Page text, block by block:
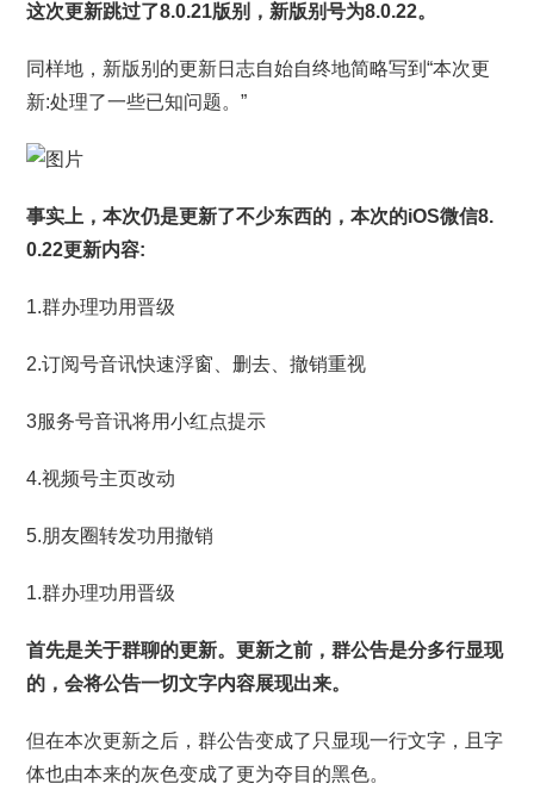
这次更新跳过了8.0.21版别，新版别号为8.0.22。
同样地，新版别的更新日志自始自终地简略写到“本次更
新:处理了一些已知问题。”
事实上，本次仍是更新了不少东西的，本次的iOS微信8.
0.22更新内容:
1.群办理功用晋级
2.订阅号音讯快速浮窗、删去、撤销重视
3服务号音讯将用小红点提示
4.视频号主页改动
5.朋友圈转发功用撤销
1.群办理功用晋级
首先是关于群聊的更新。更新之前，群公告是分多行显现
的，会将公告一切文字内容展现出来。
但在本次更新之后，群公告变成了只显现一行文字，且字
体也由本来的灰色变成了更为夺目的黑色。